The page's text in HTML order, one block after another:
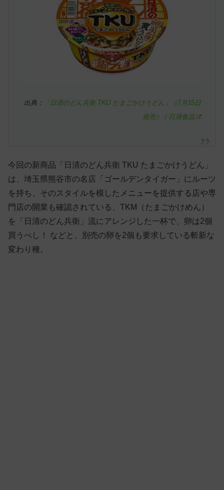
出典：
「日清のどん兵衛 TKU たまごかけうどん」（7月15日
発売）｜日清食品
今回の新商品「日清のどん兵衛 TKU たまごかけうどん」
は、埼玉県熊谷市の名店「ゴールデンタイガー」にルーツ
を持ち、そのスタイルを模したメニューを提供する店や専
門店の開業も確認されている、TKM（たまごかけめん）
を「日清のどん兵衛」流にアレンジした一杯で、卵は2個
買うべし！ などと、別売の卵を2個も要求している斬新な
変わり種。